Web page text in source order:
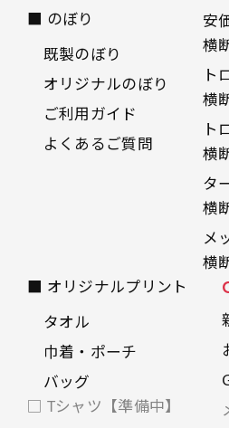
■ のぼり
既製のぼり
オリジナルのぼり
ご利用ガイド
よくあるご質問
安
横
ト
横
ト
横
タ
横
メ
横
■ オリジナルプリント
タオル
巾着・ポーチ
バッグ
□ Tシャツ【準備中】